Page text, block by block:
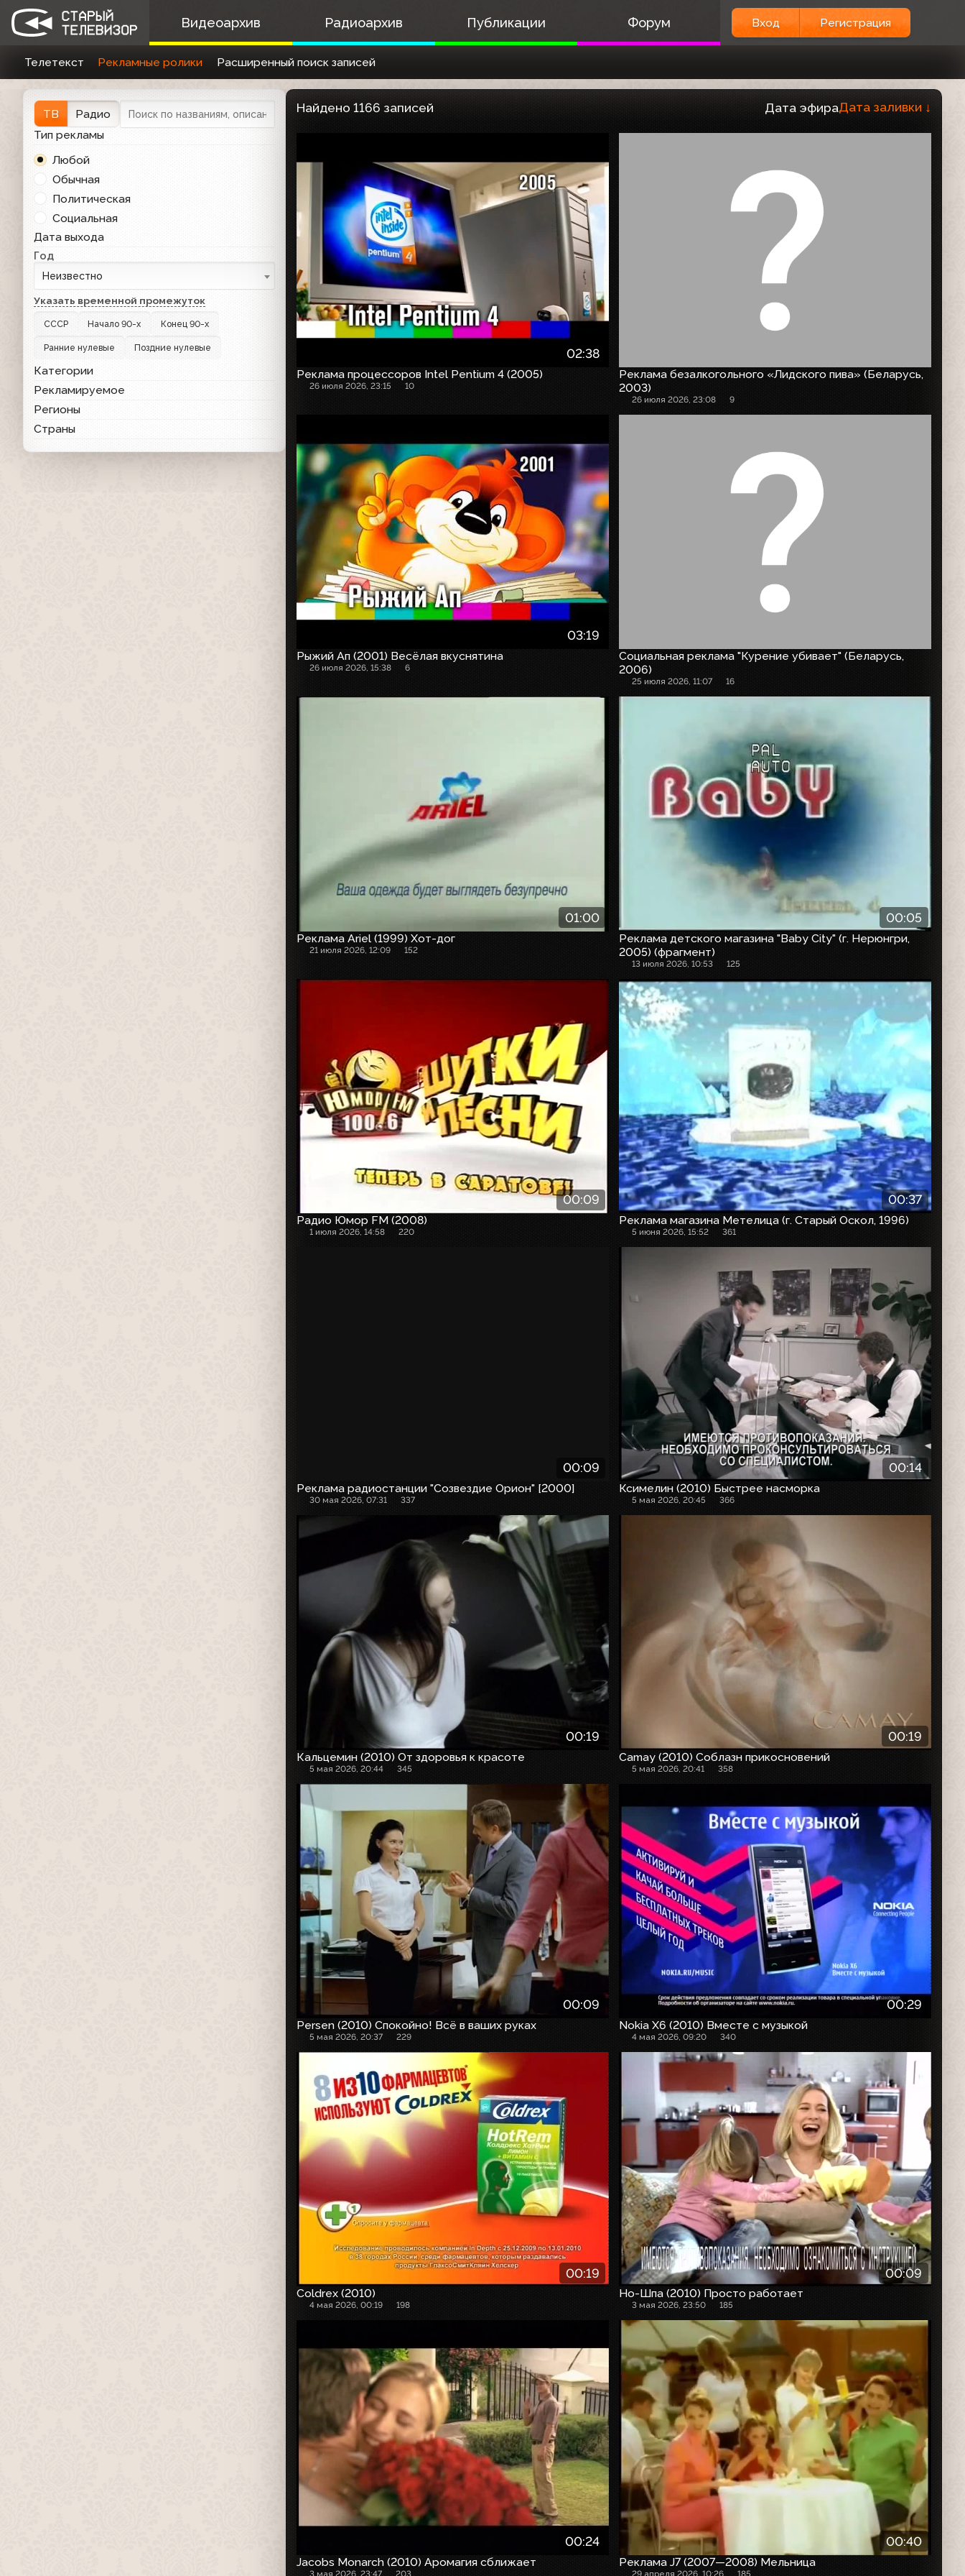
Видеоархив Радиоархив Публикации Форум Вход Регистрация
Телетекст Рекламные ролики Расширенный поиск записей
ТВ
Радио
Тип рекламы
Любой
Обычная
Политическая
Социальная
Дата выхода
Год
Неизвестно
Указать временной промежуток
СССР Начало 90-х Конец 90-х
Ранние нулевые Поздние нулевые
Категории
Рекламируемое
Регионы
Страны
Найдено 1166 записей Дата эфираДата заливки ↓
02:38
Реклама процессоров Intel Pentium 4 (2005)
26 июля 2026, 23:15 10
Реклама безалкогольного «Лидского пива» (Беларусь,
2003)
26 июля 2026, 23:08 9
03:19
Рыжий Ап (2001) Весёлая вкуснятина
26 июля 2026, 15:38 6
Социальная реклама "Курение убивает" (Беларусь,
2006)
25 июля 2026, 11:07 16
01:00
Реклама Ariel (1999) Хот-дог
21 июля 2026, 12:09 152
00:05
Реклама детского магазина "Baby City" (г. Нерюнгри,
2005) (фрагмент)
13 июля 2026, 10:53 125
00:09
Радио Юмор FM (2008)
1 июля 2026, 14:58 220
00:37
Реклама магазина Метелица (г. Старый Оскол, 1996)
5 июня 2026, 15:52 361
00:09
Реклама радиостанции "Созвездие Орион" [2000]
30 мая 2026, 07:31 337
00:14
Ксимелин (2010) Быстрее насморка
5 мая 2026, 20:45 366
00:19
Кальцемин (2010) От здоровья к красоте
5 мая 2026, 20:44 345
00:19
Camay (2010) Соблазн прикосновений
5 мая 2026, 20:41 358
00:09
Persen (2010) Спокойно! Всё в ваших руках
5 мая 2026, 20:37 229
00:29
Nokia X6 (2010) Вместе с музыкой
4 мая 2026, 09:20 340
00:19
Coldrex (2010)
4 мая 2026, 00:19 198
00:09
Но-Шпа (2010) Просто работает
3 мая 2026, 23:50 185
00:24
Jacobs Monarch (2010) Аромагия сближает
3 мая 2026, 23:47 203
00:40
Реклама J7 (2007—2008) Мельница
29 апреля 2026, 10:26 185